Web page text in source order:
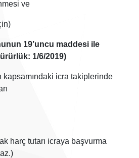
ve
19’uncu maddesi ile
1/6/2019)
icra takiplerinde
tutarı icraya başvurma